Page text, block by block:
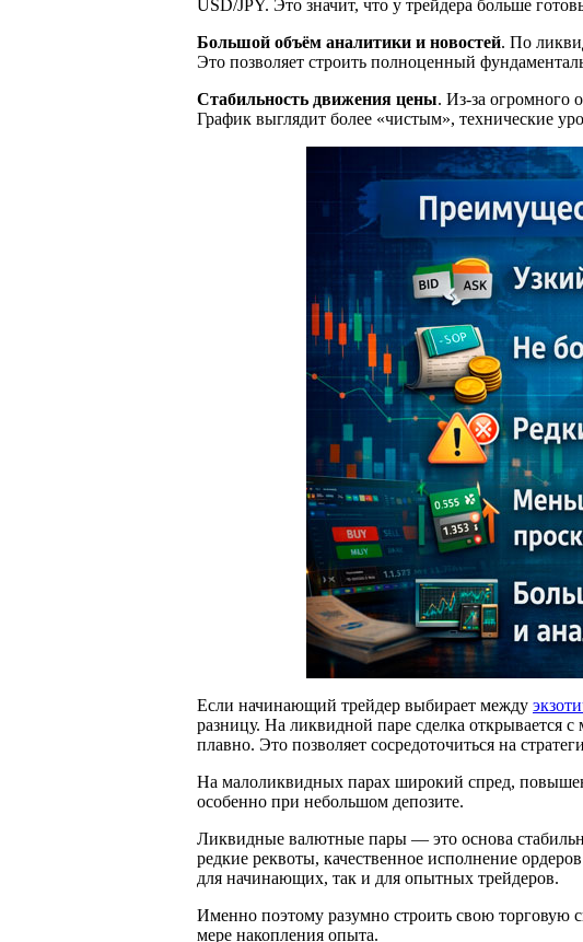
USD/JPY. Это значит, что у трейдера больше
Большой объём аналитики и новостей. По
Это позволяет строить полноценный
Стабильность движения цены. Из-за огромного
График выглядит более «чистым», технические
Если начинающий трейдер выбирает между
разницу. На ликвидной паре сделка открывается
плавно. Это позволяет сосредоточиться на
На малоликвидных парах широкий спред,
особенно при небольшом депозите.
Ликвидные валютные пары — это основа
редкие реквоты, качественное исполнение
для начинающих, так и для опытных трейдеров.
Именно поэтому разумно строить свою торговую
мере накопления опыта.